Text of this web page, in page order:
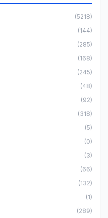
(5218)
(144)
(285)
(168)
(245)
(48)
(92)
(318)
(5)
(0)
(3)
(66)
(132)
(1)
(289)